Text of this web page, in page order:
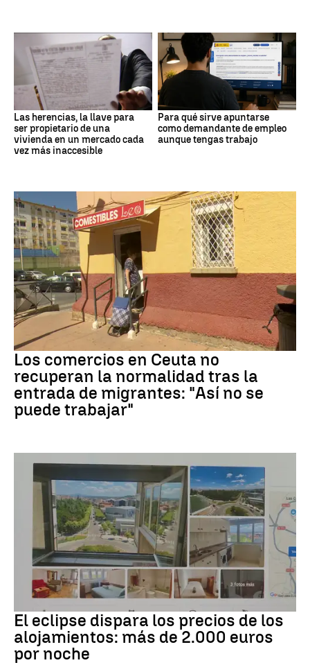
Las herencias, la llave para
ser propietario de una
vivienda en un mercado cada
vez más inaccesible
Para qué sirve apuntarse
como demandante de empleo
aunque tengas trabajo
Crisis migrantes
Los comercios en Ceuta no
recuperan la normalidad tras la
entrada de migrantes: "Así no se
puede trabajar"
Eclipse solar
El eclipse dispara los precios de los
alojamientos: más de 2.000 euros
por noche